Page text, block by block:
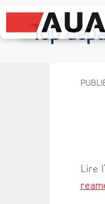
Top
T
d
é
Lire